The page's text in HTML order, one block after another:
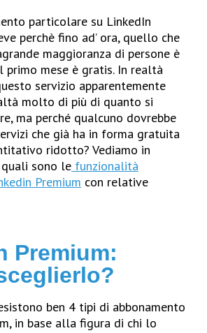
particolare su LinkedIn
perchè fino ad’ ora, quello che
maggioranza di persone è
primo mese è gratis. In realtà
servizio apparentemente
molto di più di quanto si
ma perché qualcuno dovrebbe
che già ha in forma gratuita
ridotto? Vediamo in
sono le funzionalità
Premium con relative
Premium:
ben 4 tipi di abbonamento
in base alla figura di chi lo